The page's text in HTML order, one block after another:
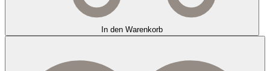
In den Warenkorb